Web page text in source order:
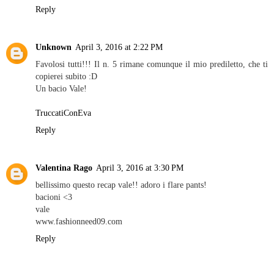
Reply
Unknown April 3, 2016 at 2:22 PM
Favolosi tutti!!! Il n. 5 rimane comunque il mio prediletto, che ti
copierei subito :D
Un bacio Vale!
TruccatiConEva
Reply
Valentina Rago April 3, 2016 at 3:30 PM
bellissimo questo recap vale!! adoro i flare pants!
bacioni <3
vale
www.fashionneed09.com
Reply